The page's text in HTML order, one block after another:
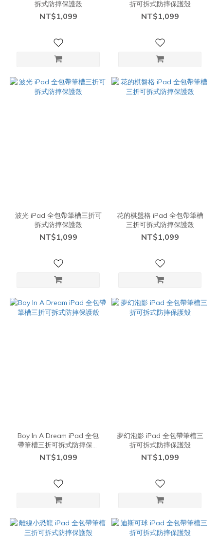
拆式防摔保護殼
NT$1,099
折可拆式防摔保護殼
NT$1,099
波光 iPad 全包帶筆槽三折可
拆式防摔保護殼
NT$1,099
花的棋盤格 iPad 全包帶筆槽
三折可拆式防摔保護殼
NT$1,099
Boy In A Dream iPad 全包
帶筆槽三折可拆式防摔保護
殼
NT$1,099
夢幻泡影 iPad 全包帶筆槽三
折可拆式防摔保護殼
NT$1,099